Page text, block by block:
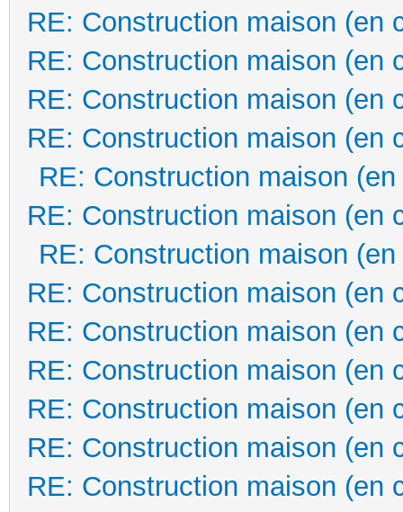
RE: Construction maison (en
RE: Construction maison (en
RE: Construction maison (en
RE: Construction maison (en
RE: Construction maison
RE: Construction maison (en
RE: Construction maison
RE: Construction maison (en
RE: Construction maison (en
RE: Construction maison (en
RE: Construction maison (en
RE: Construction maison (en
RE: Construction maison (en